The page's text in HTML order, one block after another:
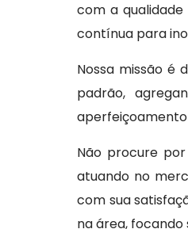
com a
contínua para
Nossa missão é
padrão,
aperfeiçoamento
Não procure por
atuando no
com sua
na área,